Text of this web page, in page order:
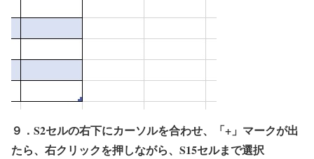
９．S2セルの右下にカーソルを合わせ、「+」マークが出
たら、右クリックを押しながら、S15セルまで選択